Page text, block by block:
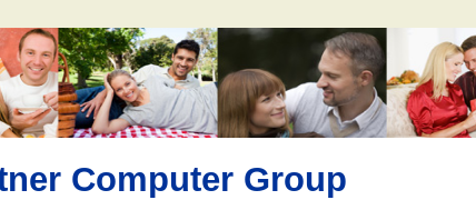
Computer Group